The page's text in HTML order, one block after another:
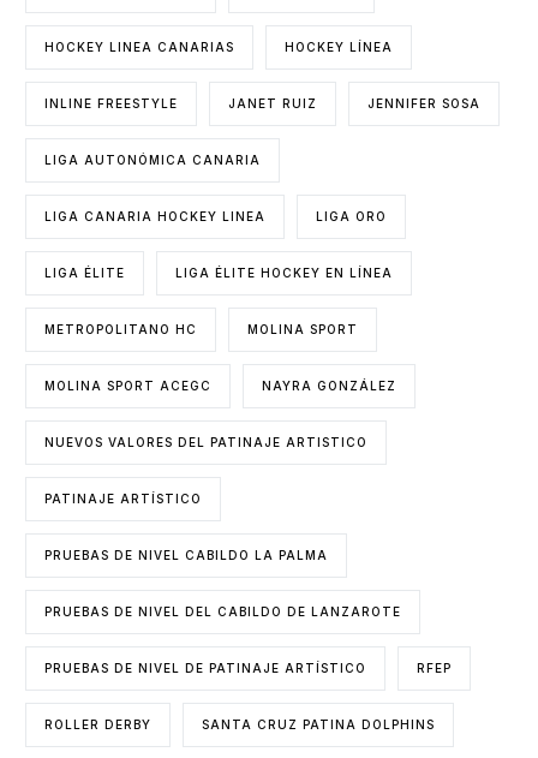
HOCKEY LINEA CANARIAS HOCKEY LÍNEA
INLINE FREESTYLE JANET RUIZ JENNIFER SOSA
LIGA AUTONÓMICA CANARIA
LIGA CANARIA HOCKEY LINEA LIGA ORO
LIGA ÉLITE LIGA ÉLITE HOCKEY EN LÍNEA
METROPOLITANO HC MOLINA SPORT
MOLINA SPORT ACEGC NAYRA GONZÁLEZ
NUEVOS VALORES DEL PATINAJE ARTISTICO
PATINAJE ARTÍSTICO
PRUEBAS DE NIVEL CABILDO LA PALMA
PRUEBAS DE NIVEL DEL CABILDO DE LANZAROTE
PRUEBAS DE NIVEL DE PATINAJE ARTÍSTICO RFEP
ROLLER DERBY SANTA CRUZ PATINA DOLPHINS